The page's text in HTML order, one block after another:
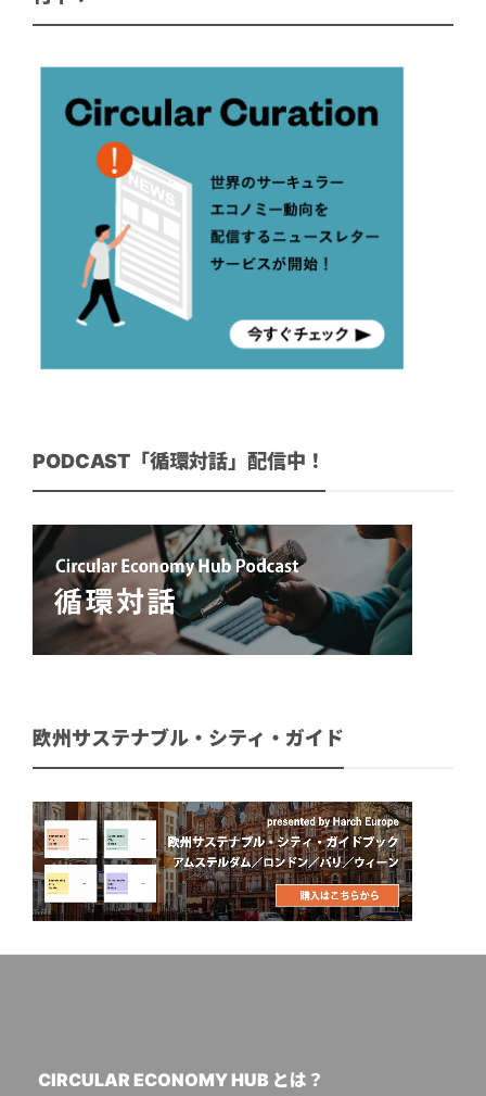
PODCAST「循環対話」配信中！
欧州サステナブル・シティ・ガイド
CIRCULAR ECONOMY HUB とは？